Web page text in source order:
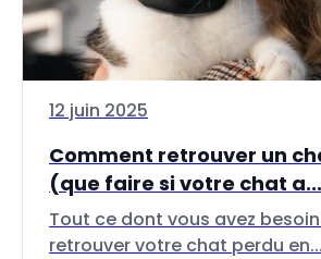
12 juin 2025
Comment retrouver un
(que faire si votre chat a...
Tout ce dont vous avez
retrouver votre chat perdu en...